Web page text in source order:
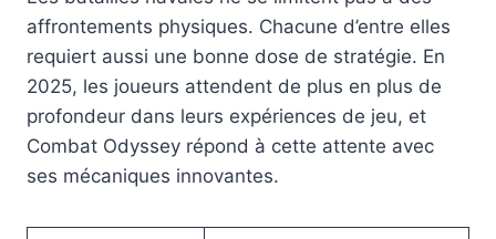
affrontements physiques. Chacune d’entre elles
requiert aussi une bonne dose de stratégie. En
2025, les joueurs attendent de plus en plus de
profondeur dans leurs expériences de jeu, et
Combat Odyssey répond à cette attente avec
ses mécaniques innovantes.